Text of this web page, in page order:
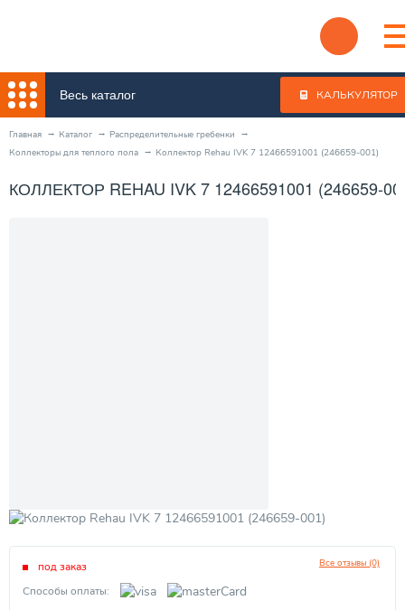
Весь каталог КАЛЬКУЛЯТОР
Главная Каталог
Распределительные гребенки
Коллекторы для теплого пола
Коллектор Rehau IVK 7 12466591001 (246659-001)
КОЛЛЕКТОР REHAU IVK 7 12466591001 (246659-
Все отзывы (0)
под заказ
Способы оплаты: